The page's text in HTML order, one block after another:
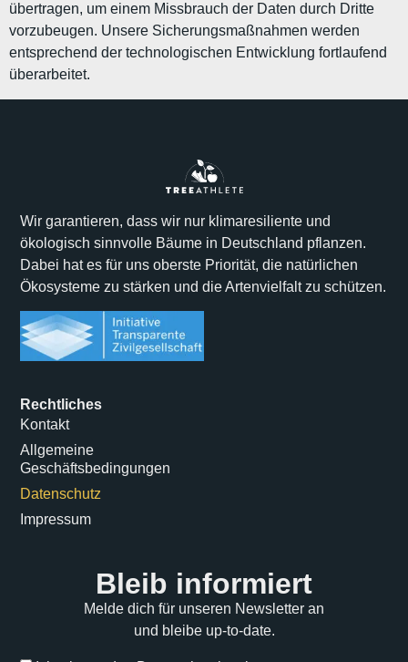
übertragen, um einem Missbrauch der Daten durch Dritte
vorzubeugen. Unsere Sicherungsmaßnahmen werden
entsprechend der technologischen Entwicklung fortlaufend
überarbeitet.
Wir garantieren, dass wir nur klimaresiliente und
ökologisch sinnvolle Bäume in Deutschland pflanzen.
Dabei hat es für uns oberste Priorität, die natürlichen
Ökosysteme zu stärken und die Artenvielfalt zu schützen.
Rechtliches
Kontakt
Allgemeine
Geschäftsbedingungen
Datenschutz
Impressum
Bleib informiert
Melde dich für unseren Newsletter an
und bleibe up-to-date.